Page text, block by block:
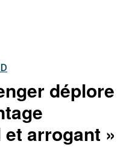
déplore
arrogant »